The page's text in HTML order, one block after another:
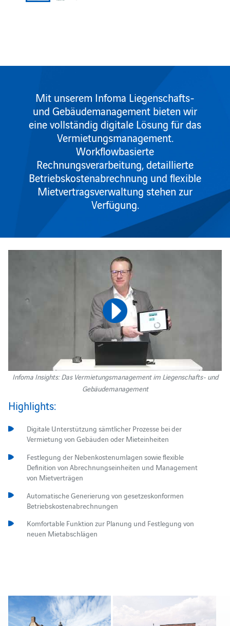
Mit unserem Infoma Liegenschafts-
und Gebäudemanagement bieten wir
eine vollständig digitale Lösung für das
Vermietungsmanagement.
Workflowbasierte
Rechnungsverarbeitung, detaillierte
Betriebskostenabrechnung und flexible
Mietvertragsverwaltung stehen zur
Verfügung.
Infoma Insights: Das Vermietungsmanagement im Liegenschafts- und
Gebäudemanagement
Highlights:
Digitale Unterstützung sämtlicher Prozesse bei der
Vermietung von Gebäuden oder Mieteinheiten
Festlegung der Nebenkostenumlagen sowie flexible
Definition von Abrechnungseinheiten und Management
von Mietverträgen
Automatische Generierung von gesetzeskonformen
Betriebskostenabrechnungen
Komfortable Funktion zur Planung und Festlegung von
neuen Mietabschlägen